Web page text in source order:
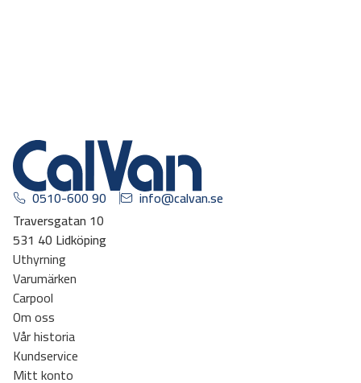
0510-600 90
info@calvan.se
Traversgatan 10
531 40 Lidköping
Uthyrning
Varumärken
Carpool
Om oss
Vår historia
Kundservice
Mitt konto